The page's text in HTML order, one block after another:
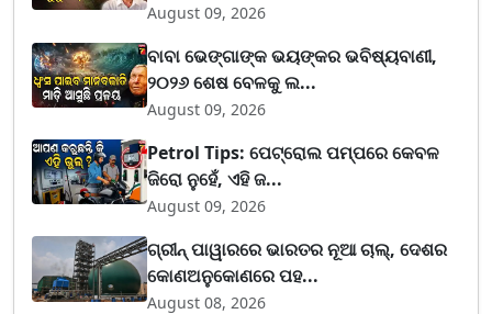
August 09, 2026
ବାବା ଭେଙ୍ଗାଙ୍କ ଭୟଙ୍କର ଭବିଷ୍ୟବାଣୀ,
୨୦୨୬ ଶେଷ ବେଳକୁ ଲ...
August 09, 2026
Petrol Tips: ପେଟ୍ରୋଲ ପମ୍ପରେ କେବଳ
ଜିରୋ ନୁହେଁ, ଏହି ଜ...
August 09, 2026
ଗ୍ରୀନ୍ ପାୱାରରେ ଭାରତର ନୂଆ ଚାଲ୍, ଦେଶର
କୋଣଅନୁକୋଣରେ ପହ...
August 08, 2026